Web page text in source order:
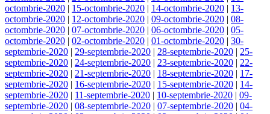
octombrie-2020 | 15-octombrie-2020 | 14-octombrie-2020 | 13-
octombrie-2020 | 12-octombrie-2020 | 09-octombrie-2020 | 08-
octombrie-2020 | 07-octombrie-2020 | 06-octombrie-2020 | 05-
octombrie-2020 | 02-octombrie-2020 | 01-octombrie-2020 | 30-
septembrie-2020 | 29-septembrie-2020 | 28-septembrie-2020 | 25-
septembrie-2020 | 24-septembrie-2020 | 23-septembrie-2020 | 22-
septembrie-2020 | 21-septembrie-2020 | 18-septembrie-2020 | 17-
septembrie-2020 | 16-septembrie-2020 | 15-septembrie-2020 | 14-
septembrie-2020 | 11-septembrie-2020 | 10-septembrie-2020 | 09-
septembrie-2020 | 08-septembrie-2020 | 07-septembrie-2020 | 04-